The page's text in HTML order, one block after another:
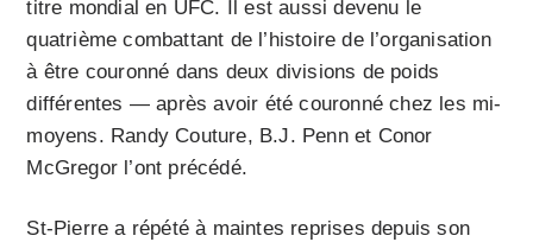
titre mondial en UFC. Il est aussi devenu le
quatrième combattant de l’histoire de l’organisation
à être couronné dans deux divisions de poids
différentes — après avoir été couronné chez les mi-
moyens. Randy Couture, B.J. Penn et Conor
McGregor l’ont précédé.
St-Pierre a répété à maintes reprises depuis son